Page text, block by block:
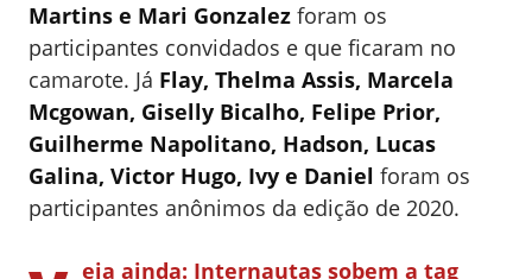
Martins e Mari Gonzalez foram os
participantes convidados e que ficaram no
camarote. Já Flay, Thelma Assis, Marcela
Mcgowan, Giselly Bicalho, Felipe Prior,
Guilherme Napolitano, Hadson, Lucas
Galina, Victor Hugo, Ivy e Daniel foram os
participantes anônimos da edição de 2020.
eja ainda: Internautas sobem a tag